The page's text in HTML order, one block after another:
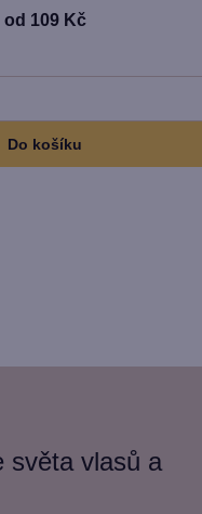
od 109 Kč
Do košíku
světa vlasů a